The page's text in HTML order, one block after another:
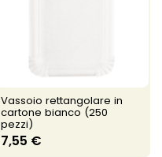
Vassoio rettangolare in
cartone bianco (250
pezzi)
7,55 €